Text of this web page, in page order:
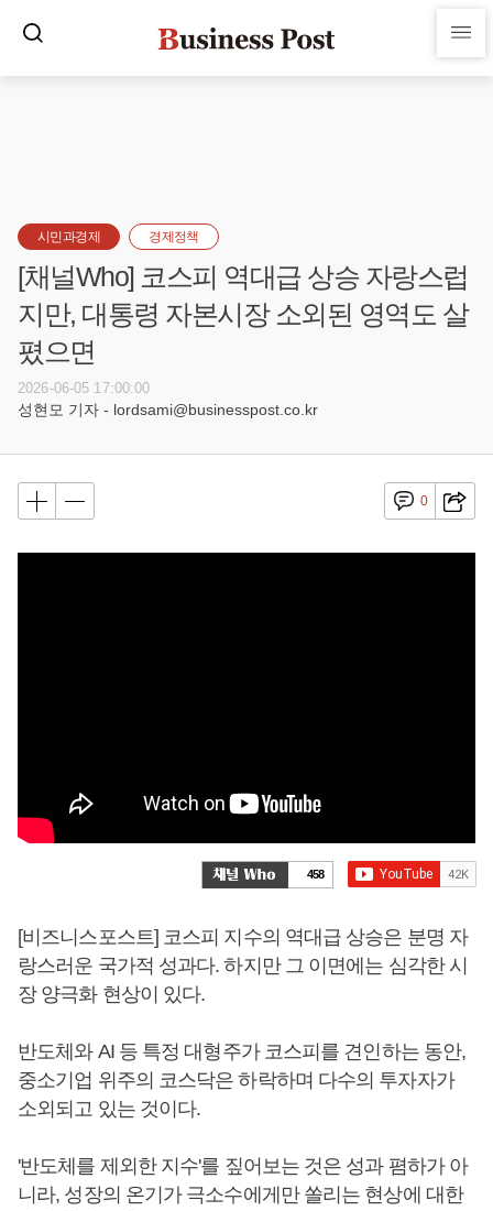
시민과경제 경제정책
[채널Who] 코스피 역대급 상승 자랑스럽
지만, 대통령 자본시장 소외된 영역도 살
폈으면
2026-06-05 17:00:00
성현모 기자 - lordsami@businesspost.co.kr
0
458
[비즈니스포스트] 코스피 지수의 역대급 상승은 분명 자
랑스러운 국가적 성과다. 하지만 그 이면에는 심각한 시
장 양극화 현상이 있다.
반도체와 AI 등 특정 대형주가 코스피를 견인하는 동안,
중소기업 위주의 코스닥은 하락하며 다수의 투자자가
소외되고 있는 것이다.
'반도체를 제외한 지수'를 짚어보는 것은 성과 폄하가 아
니라, 성장의 온기가 극소수에게만 쏠리는 현상에 대한